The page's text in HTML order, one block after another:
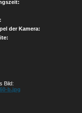
der Kamera:
Bild:
b.jpg